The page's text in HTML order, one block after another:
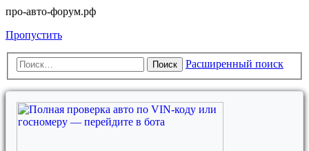
про-авто-форум.рф
Пропустить
Поиск Расширенный поиск